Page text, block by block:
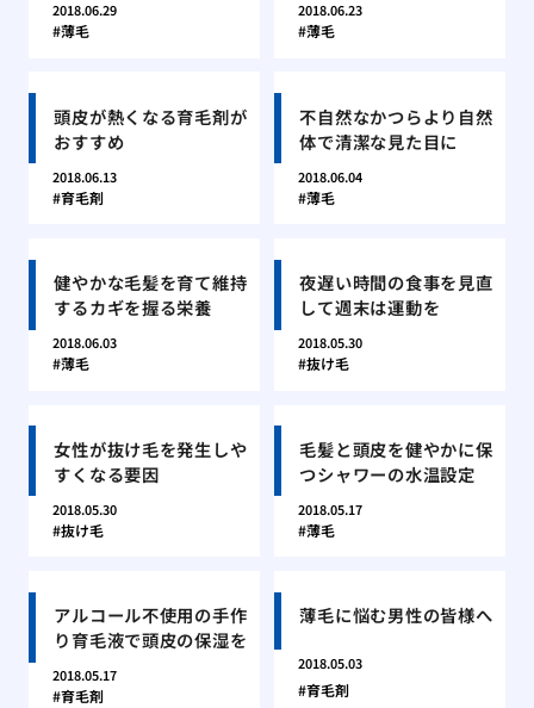
2018.06.29
薄毛
2018.06.23
薄毛
頭皮が熱くなる育毛剤が
おすすめ
2018.06.13
育毛剤
不自然なかつらより自然
体で清潔な見た目に
2018.06.04
薄毛
健やかな毛髪を育て維持
するカギを握る栄養
2018.06.03
薄毛
夜遅い時間の食事を見直
して週末は運動を
2018.05.30
抜け毛
女性が抜け毛を発生しや
すくなる要因
2018.05.30
抜け毛
毛髪と頭皮を健やかに保
つシャワーの水温設定
2018.05.17
薄毛
アルコール不使用の手作
り育毛液で頭皮の保湿を
2018.05.17
育毛剤
薄毛に悩む男性の皆様へ
2018.05.03
育毛剤